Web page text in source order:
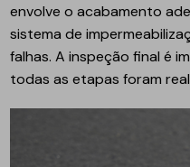
envolve o acabamento
sistema de
falhas. A inspeção final é
todas as etapas foram